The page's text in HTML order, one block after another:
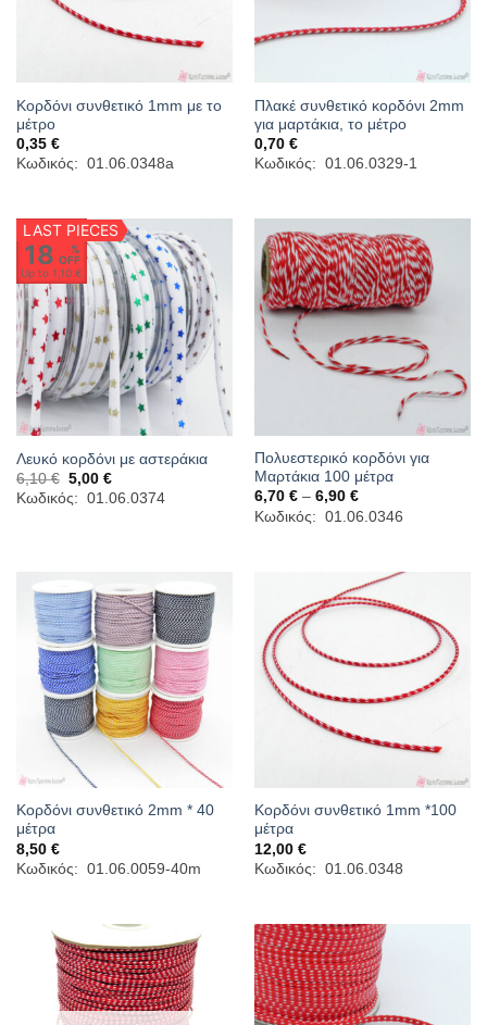
Κορδόνι συνθετικό 1mm με το
μέτρο
0,35 €
Κωδικός: 01.06.0348a
Πλακέ συνθετικό κορδόνι 2mm
για μαρτάκια, το μέτρο
0,70 €
Κωδικός: 01.06.0329-1
LAST PIECES
18
%
OFF
Up to 1,10 €
Λευκό κορδόνι με αστεράκια
6,10€ Original
price
was:
5,00 €Η
τρέχουσα
τιμή
Κωδικός: 01.06.0374
Πολυεστερικό κορδόνι για
Μαρτάκια 100 μέτρα
6,70 € – 6,90 €Price
range:
6,70 €
Κωδικός: 01.06.0346
Κορδόνι συνθετικό 2mm * 40
μέτρα
8,50 €
Κωδικός: 01.06.0059-40m
Κορδόνι συνθετικό 1mm *100
μέτρα
12,00 €
Κωδικός: 01.06.0348